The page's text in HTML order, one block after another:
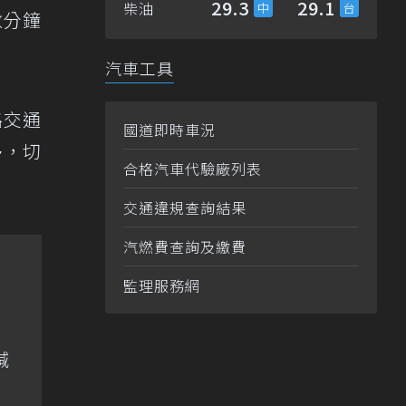
鐘
通
切
柴油 29.3 29.1
汽車工具
國道即時車況
合格汽車代驗廠列表
交通違規查詢結果
汽燃費查詢及繳費
監理服務網